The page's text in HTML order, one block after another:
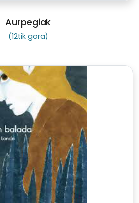
Aurpegiak
(12tik gora)